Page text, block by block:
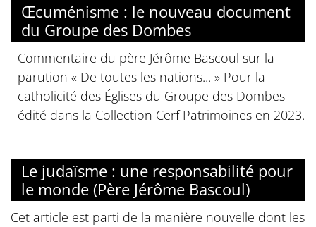
Œcuménisme : le nouveau document
du Groupe des Dombes
Commentaire du père Jérôme Bascoul sur la
parution « De toutes les nations... » Pour la
catholicité des Églises du Groupe des Dombes
édité dans la Collection Cerf Patrimoines en 2023.
Le judaïsme : une responsabilité pour
le monde (Père Jérôme Bascoul)
Cet article est parti de la manière nouvelle dont les